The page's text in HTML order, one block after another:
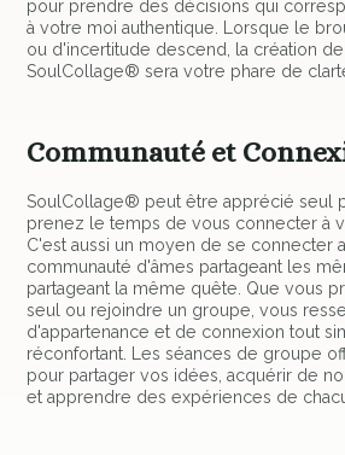
pour prendre des décisions qui
à votre moi authentique. Lorsque le
ou d'incertitude descend, la création
SoulCollage® sera votre phare de
Communauté et
SoulCollage® peut être apprécié seul
prenez le temps de vous connecter à
C'est aussi un moyen de se connecter
communauté d'âmes partageant les
partageant la même quête. Que vous
seul ou rejoindre un groupe, vous
d'appartenance et de connexion tout
réconfortant. Les séances de groupe
pour partager vos idées, acquérir de
et apprendre des expériences de